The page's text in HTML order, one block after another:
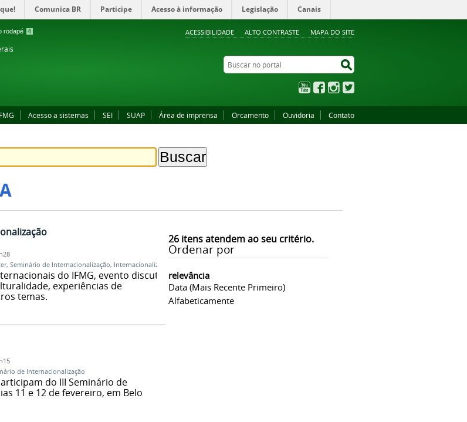
rodapé 4 ACESSIBILIDADE ALTO CONTRASTE MAPA DO SITE
Comunica BR Participe Acesso à informação Legislação Canais
Buscar no portal
YouTubeFacebookInstagram
Acesso a sistemas SEI SUAP Área de imprensa Orcamento Ouvidoria Contato
26itens atendem ao seu critério.
Ordenar por
relevância
Data (mais Recente Primeiro)
Alfabeticamente
, Seminário de Internacionalização, Internacionaliza
do IFMG, evento discute
experiências de
temas.
de Internacionalização
do III Seminário de
11 e 12 de fevereiro, em Belo